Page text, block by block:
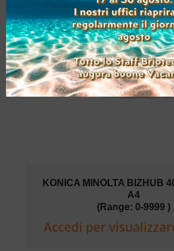
KONICA MINOLTA BIZHUB
A4
(Range: 0-9999 )
Accedi per